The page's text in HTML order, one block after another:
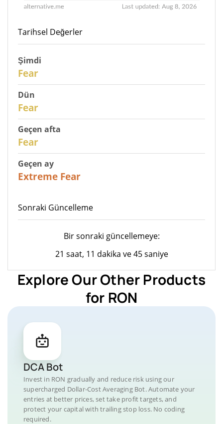
Tarihsel Değerler
Şimdi
Fear
Dün
Fear
Geçen afta
Fear
Geçen ay
Extreme Fear
Sonraki Güncelleme
Bir sonraki güncellemeye:
21 saat, 11 dakika ve 45 saniye
Explore Our Other Products
for RON
DCA Bot
Invest in RON gradually and reduce risk using our
supercharged Dollar-Cost Averaging Bot. Automate your
entries at better prices, set take profit targets, and
protect your capital with trailing stop loss. No coding
required.